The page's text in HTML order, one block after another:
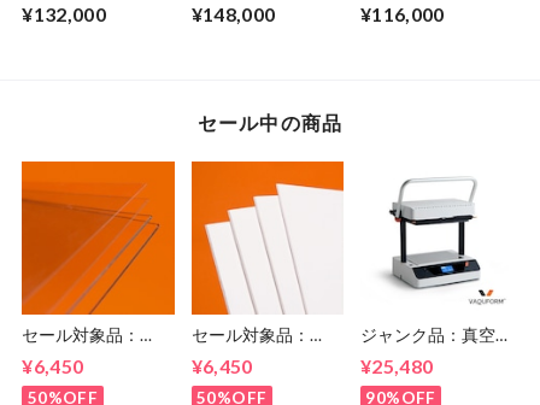
¥132,000 ¥148,000 ¥116,000
セール中の商品
セール対象品：
ト PETG 透明
¥6,450
50%OFF
セール対象品：
ト HIPS 白
¥6,450
50%OFF
ジャンク品：真空成
¥25,480
90%OFF